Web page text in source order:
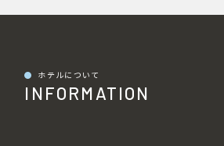
● ホテルについて
INFORMATION